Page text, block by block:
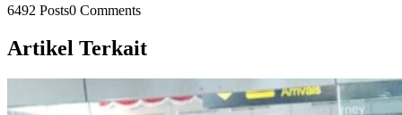
6492 Posts0 Comments
Artikel Terkait